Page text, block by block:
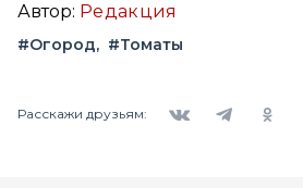
Автор: Редакция
#Огород #Томаты
Расскажи друзьям: